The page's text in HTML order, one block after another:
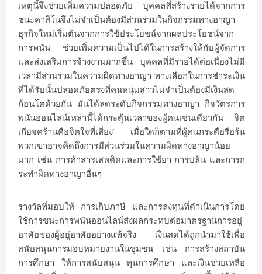
เหตุนี้จึงช่วยเพิ่มความปลอดภัย บุคคลที่สร้างรายได้จากการ
ชนะคาสิโนจึงไม่จำเป็นต้องมีส่วนร่วมในกิจกรรมทางอาญา
ธุรกิจใหม่เริ่มต้นจากการใช้ประโยชน์จากผลประโยชน์จาก
การพนัน ช่วยเพิ่มความเป็นไปได้ในการสร้างให้กับผู้จัดการ
และส่งเสริมการจ้างงานมากขึ้น บุคคลที่มีรายได้ต่อเนื่องไม่มี
เวลามีส่วนร่วมในความผิดทางอาญา ทางเลือกในการชำระเงิน
ที่ได้รับนั้นปลอดภัยตรงที่คนหนุ่มสาวไม่จำเป็นต้องมีเงินสด
ก้อนโตด้วยกัน มันได้ลดระดับกิจกรรมทางอาญา กิจวัตรการ
พนันออนไลน์เหล่านี้ได้กระตุ้นเวลาของผู้คนเช่นเดียวกัน ‘จิต
เกียจคร้านคือจิตใจที่เสี่ยง’ เมื่อใดก็ตามที่ผู้คนกระตือรือร้น
พวกเขาอาจคิดถึงการมีส่วนร่วมในความผิดทางอาญาน้อย
มาก เช่น การค้าสารเสพติดและการใช้ยา การปล้น และการก
ระทำผิดทางอาญาอื่นๆ
รางวัลที่มอบให้ การเก็บภาษี และการลงทุนที่ดำเนินการโดย
ใช้การชนะการพนันออนไลน์ส่งผลกระทบต่อมาตรฐานการอยู่
อาศัยของผู้อยู่อาศัยอย่างแท้จริง เงินสดได้ถูกนำมาใช้เพื่อ
สนับสนุนการมอบหมายงานในชุมชน เช่น การสร้างสถาบัน
การศึกษา ให้การสนับสนุน ทุนการศึกษา และเงินช่วยเหลือ